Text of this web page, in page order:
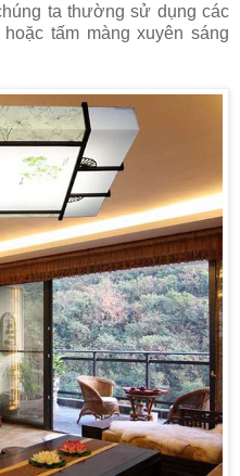
ta thường sử dụng các
tấm màng xuyên sáng